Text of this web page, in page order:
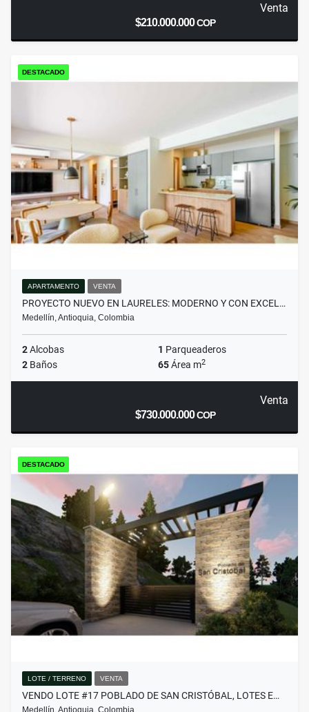
Venta
$210.000.000COP
DESTACADO
APARTAMENTO VENTA
PROYECTO NUEVO EN LAURELES: MODERNO Y CON EXCEL…
Medellín, Antioquia, Colombia
2Alcobas 1 Parqueaderos
2 Baños 65Área m2
Venta
$730.000.000COP
DESTACADO
LOTE / TERRENO VENTA
VENDO LOTE #17 POBLADO DE SAN CRISTÓBAL, LOTES E…
Medellín, Antioquia, Colombia